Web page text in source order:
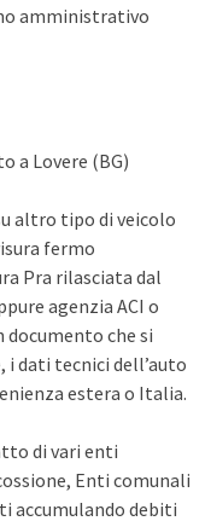
amministrativo
a Lovere (BG)
altro tipo di veicolo
fermo
Pra rilasciata dal
agenzia ACI o
documento che si
dati tecnici dell’auto
estera o Italia.
di vari enti
Enti comunali
accumulando debiti